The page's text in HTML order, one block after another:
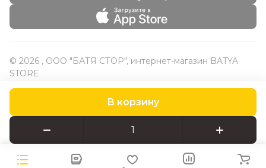
В корзину
© 2026 , ООО "БАТЯ СТОР", интернет-магазин BATYA
STORE
Конфиденциальность Оферта